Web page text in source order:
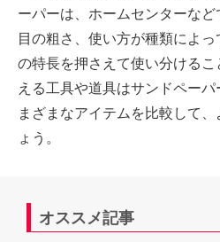
ーパーは、ホームセンターなど
目の粗さ、使い方が種類によ
の特長を押さえて使い分ける
える工具や道具はサンドペー
まざまなアイテムを比較して
ょう。
オススメ記事